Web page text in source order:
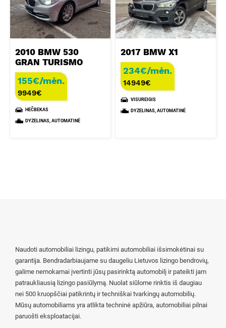
2010 BMW 530
GRAN TURISMO
155€/mėn.
9949€
HEČBEKAS
DYZELINAS, AUTOMATINĖ
2017 BMW X1
234€/mėn.
14949€
VISUREIGIS
DYZELINAS, AUTOMATINĖ
Naudoti automobiliai lizingu, patikimi automobiliai išsimokėtinai su
garantija. Bendradarbiaujame su daugeliu Lietuvos lizingo bendrovių,
galime nemokamai įvertinti jūsų pasirinktą automobilį ir pateikti jam
patraukliausią lizingo pasiūlymą. Nuolat siūlome rinktis iš daugiau
nei 500 kruopščiai patikrintų ir techniškai tvarkingų automobilių.
Mūsų automobiliams yra atlikta techninė apžiūra, automobiliai pilnai
paruošti eksploatacijai.